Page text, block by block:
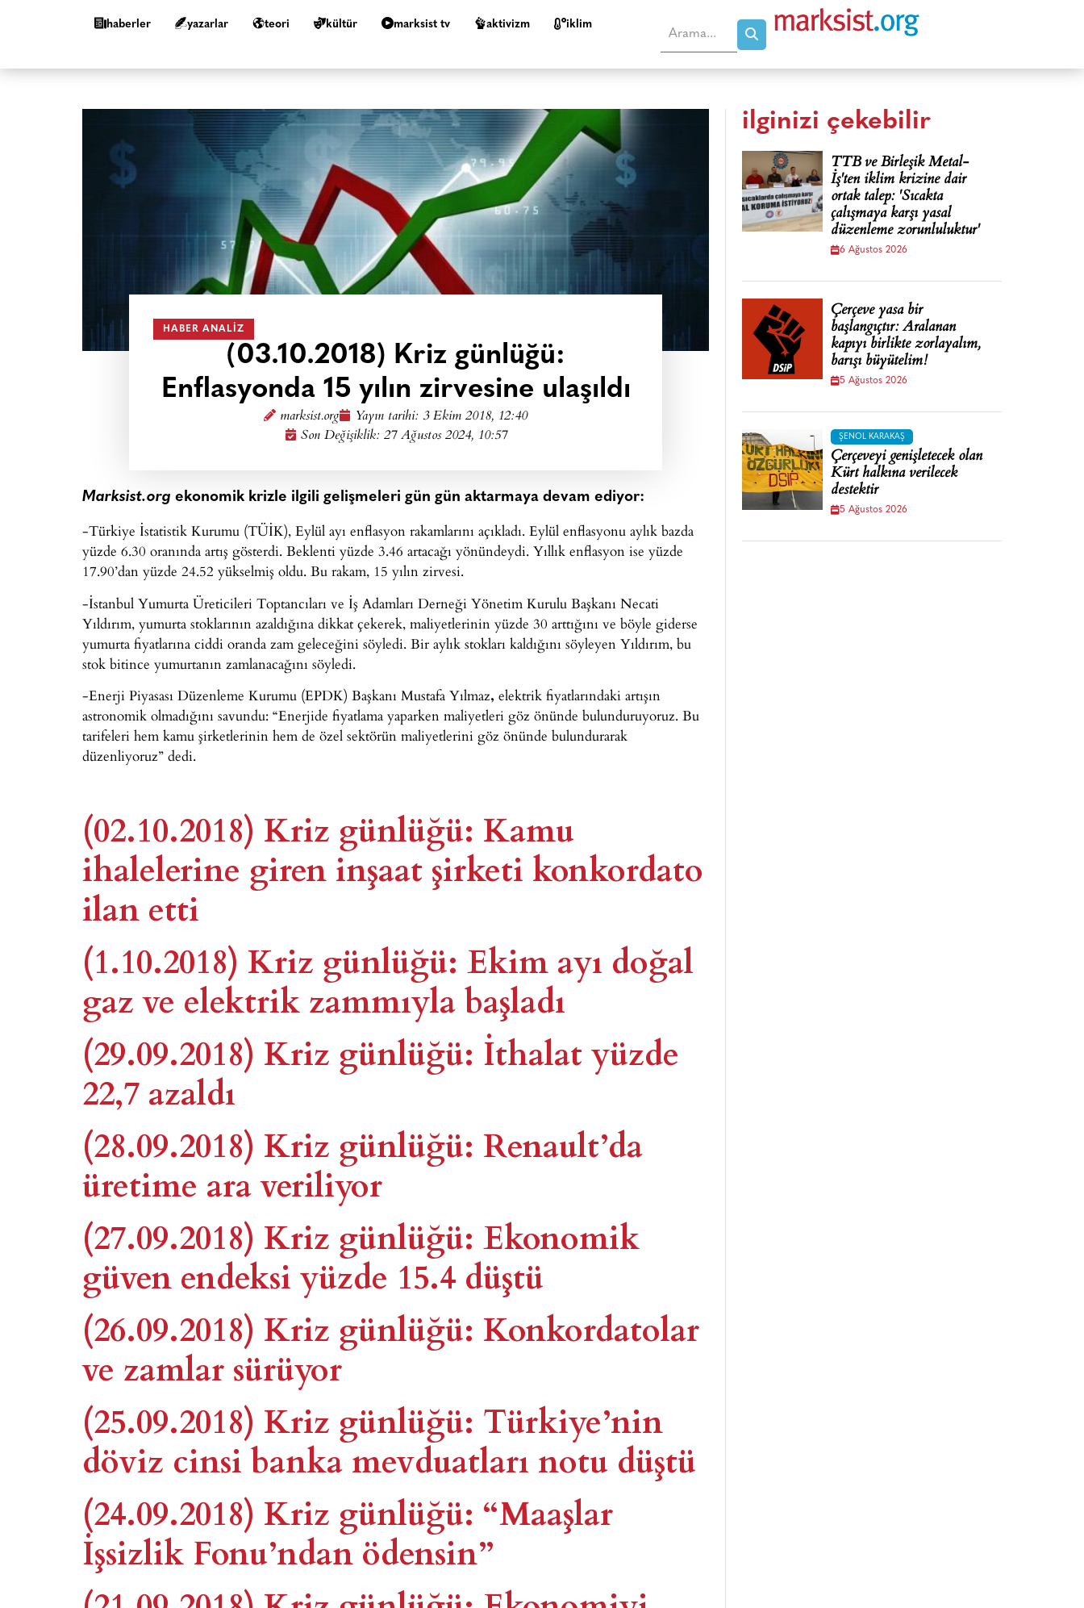
haberler yazarlar teori kültür marksist tv aktivizm i̇klim
HABER ANALIZ
(03.10.2018) Kriz günlüğü:
Enflasyonda 15 yılın zirvesine ulaşıldı
marksist.org Yayın tarihi: 3 Ekim 2018, 12:40
Son Değişiklik: 27 Ağustos 2024, 10:57
Marksist.org ekonomik krizle ilgili gelişmeleri gün gün aktarmaya devam ediyor:
-Türkiye İstatistik Kurumu (TÜİK), Eylül ayı enflasyon rakamlarını açıkladı. Eylül enflasyonu aylık bazda
yüzde 6.30 oranında artış gösterdi. Beklenti yüzde 3.46 artacağı yönündeydi. Yıllık enflasyon ise yüzde
17.90’dan yüzde 24.52 yükselmiş oldu. Bu rakam, 15 yılın zirvesi.
-İstanbul Yumurta Üreticileri Toptancıları ve İş Adamları Derneği Yönetim Kurulu Başkanı Necati
Yıldırım, yumurta stoklarının azaldığına dikkat çekerek, maliyetlerinin yüzde 30 arttığını ve böyle giderse
yumurta fiyatlarına ciddi oranda zam geleceğini söyledi. Bir aylık stokları kaldığını söyleyen Yıldırım, bu
stok bitince yumurtanın zamlanacağını söyledi.
-Enerji Piyasası Düzenleme Kurumu (EPDK) Başkanı Mustafa Yılmaz, elektrik fiyatlarındaki artışın
astronomik olmadığını savundu: “Enerjide fiyatlama yaparken maliyetleri göz önünde bulunduruyoruz. Bu
tarifeleri hem kamu şirketlerinin hem de özel sektörün maliyetlerini göz önünde bulundurarak
düzenliyoruz” dedi.
(02.10.2018) Kriz günlüğü: Kamu
ihalelerine giren inşaat şirketi konkordato
ilan etti
(1.10.2018) Kriz günlüğü: Ekim ayı doğal
gaz ve elektrik zammıyla başladı
(29.09.2018) Kriz günlüğü: İthalat yüzde
22,7 azaldı
(28.09.2018) Kriz günlüğü: Renault’da
üretime ara veriliyor
(27.09.2018) Kriz günlüğü: Ekonomik
güven endeksi yüzde 15.4 düştü
(26.09.2018) Kriz günlüğü: Konkordatolar
ve zamlar sürüyor
(25.09.2018) Kriz günlüğü: Türkiye’nin
döviz cinsi banka mevduatları notu düştü
(24.09.2018) Kriz günlüğü: “Maaşlar
İşsizlik Fonu’ndan ödensin”
ilginizi çekebilir
TTB ve Birleşik Metal-
İş'ten iklim krizine dair
ortak talep: 'Sıcakta
çalışmaya karşı yasal
düzenleme zorunluluktur'
6 Ağustos 2026
Çerçeve yasa bir
başlangıçtır: Aralanan
kapıyı birlikte zorlayalım,
barışı büyütelim!
5 Ağustos 2026
ŞENOL KARAKAŞ
Çerçeveyi genişletecek olan
Kürt halkına verilecek
destektir
5 Ağustos 2026